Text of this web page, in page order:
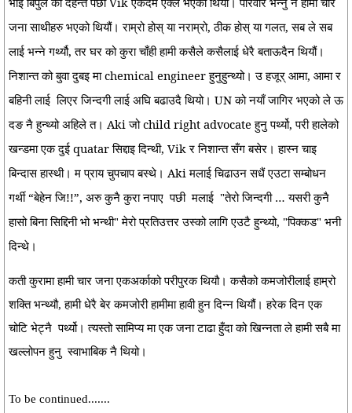
जना साथीहरु भएको थियौं। राम्रो होस् या नराम्रो, ठीक होस् या गलत, सब ले सब
लाई भन्ने गर्थ्यौ, तर घर को कुरा चाँही हामी कसैले कसैलाई धेरै बताऊदैन थियौं।
निशान्त को बुवा दुबइ मा chemical engineer हुनुहुन्थ्यो। उ हजूर् आमा, आमा र
बहिनी लाई लिएर जिन्दगी लाई अघि बढाउदै थियो। UN को नयाँ जागिर भएको ले ऊ
दङ नै हुन्थ्यो अहिले त। Aki जो child right advocate हुनु पर्थ्यो, परी हालेको
खन्डमा एक दुई quatar सिद्दाइ दिन्थी, Vik र निशान्त सँग बसेर। हास्न चाइ
बिन्दास हास्थी। म प्राय चुपचाप बस्थे। Aki मलाई चिढाउन सधैं एउटा सम्बोधन
गर्थी “बेहेन जि!!”, अरु कुनै कुरा नपाए पछी मलाई "तेरो जिन्दगी … यसरी कुनै
हासो बिना सिद्दिनी भो भन्थी" मेरो प्रतिउत्तर उस्को लागि एउटै हुन्थ्यो, "पिक्कड" भनी
दिन्थे।
कती कुरामा हामी चार जना एकअर्काको परीपुरक थियौ। कसैको कमजोरीलाई हाम्रो
शक्ति भन्थ्यौ, हामी धेरै बेर कमजोरी हामीमा हावी हुन दिन्न थियौं। हरेक दिन एक
चोटि भेट्नै पर्थ्यो। त्यस्तो सामिप्य मा एक जना टाढा हुँदा को खिन्नता ले हामी सबै मा
खल्लोपन हुनु स्वाभाबिक नै थियो।
To be continued.......